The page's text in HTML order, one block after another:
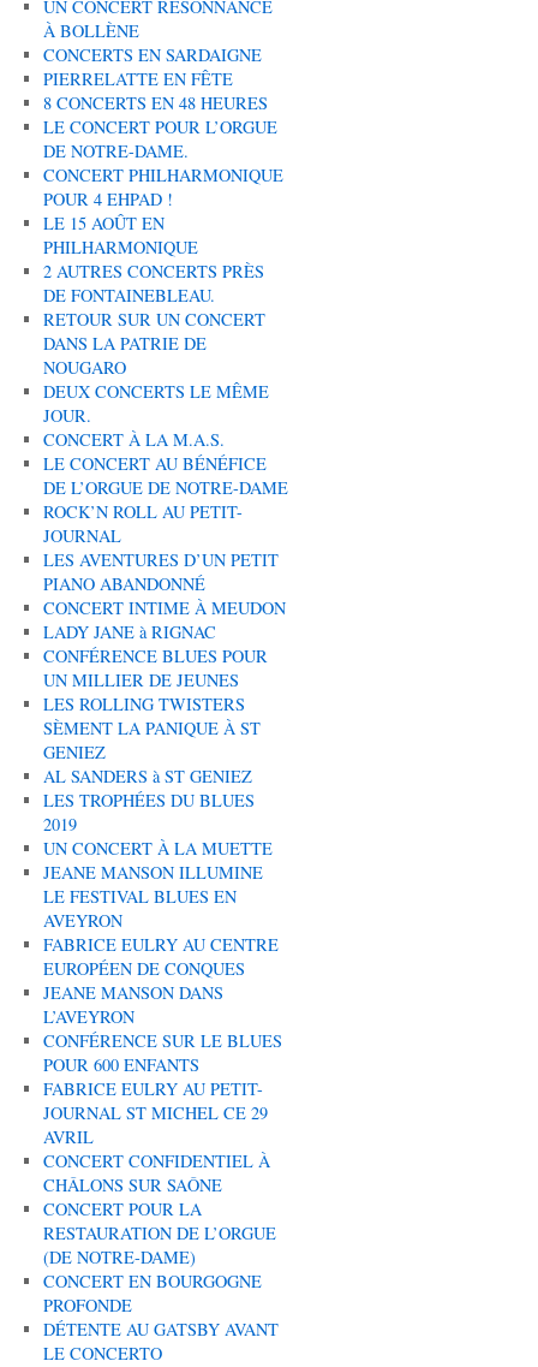
UN CONCERT RÉSONNANCE
À BOLLÈNE
CONCERTS EN SARDAIGNE
PIERRELATTE EN FÊTE
8 CONCERTS EN 48 HEURES
LE CONCERT POUR L’ORGUE
DE NOTRE-DAME.
CONCERT PHILHARMONIQUE
POUR 4 EHPAD !
LE 15 AOÛT EN
PHILHARMONIQUE
2 AUTRES CONCERTS PRÈS
DE FONTAINEBLEAU.
RETOUR SUR UN CONCERT
DANS LA PATRIE DE
NOUGARO
DEUX CONCERTS LE MÊME
JOUR.
CONCERT À LA M.A.S.
LE CONCERT AU BÉNÉFICE
DE L’ORGUE DE NOTRE-DAME
ROCK’N ROLL AU PETIT-
JOURNAL
LES AVENTURES D’UN PETIT
PIANO ABANDONNÉ
CONCERT INTIME À MEUDON
LADY JANE à RIGNAC
CONFÉRENCE BLUES POUR
UN MILLIER DE JEUNES
LES ROLLING TWISTERS
SÈMENT LA PANIQUE À ST
GENIEZ
AL SANDERS à ST GENIEZ
LES TROPHÉES DU BLUES
2019
UN CONCERT À LA MUETTE
JEANE MANSON ILLUMINE
LE FESTIVAL BLUES EN
AVEYRON
FABRICE EULRY AU CENTRE
EUROPÉEN DE CONQUES
JEANE MANSON DANS
L’AVEYRON
CONFÉRENCE SUR LE BLUES
POUR 600 ENFANTS
FABRICE EULRY AU PETIT-
JOURNAL ST MICHEL CE 29
AVRIL
CONCERT CONFIDENTIEL À
CHÂLONS SUR SAÔNE
CONCERT POUR LA
RESTAURATION DE L’ORGUE
(DE NOTRE-DAME)
CONCERT EN BOURGOGNE
PROFONDE
DÉTENTE AU GATSBY AVANT
LE CONCERTO